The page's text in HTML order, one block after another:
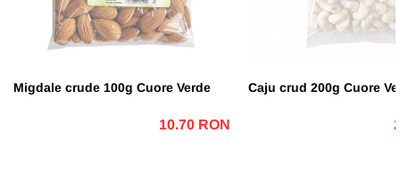
Migdale crude 100g Cuore Verde
10.70 RON
Caju crud 200g Cuore